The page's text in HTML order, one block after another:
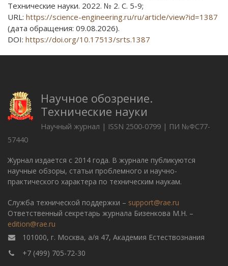
Технические науки. 2022. № 2. С. 5-9;
URL: https://science-engineering.ru/ru/article/view?id=1387
(дата обращения: 09.08.2026).
DOI: https://doi.org/10.17513/srts.1387
Научное обозрение.
Технические науки
Научный журнал | ISSN 2500-0799 | ПИ №ФС77-
57440
Журнал издается с 2014 года. В журнале публикуются
научные обзоры, статьи проблемного и научно-
практического характера по техническим наукам.
Служба технической поддержки – support@rae.ru
Ответственный секретарь журнала Бизенкова М.Н. –
edition@rae.ru
101000, г. Москва, а/я 47, Академия Естествознания
+7 (499) 705-72-30